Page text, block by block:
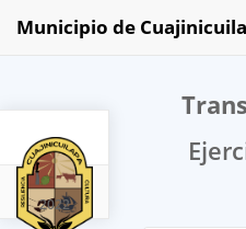
2022
Municipio de